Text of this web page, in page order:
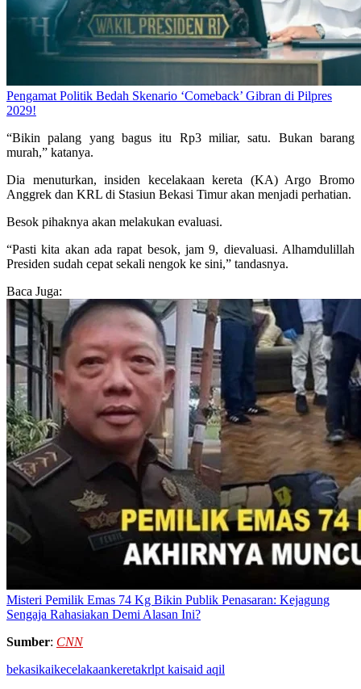
Pengamat Politik Bedah Skenario ‘Comeback’ Gibran di Pilpres
2029!
“Bikin palang yang bagus itu Rp3 miliar, satu. Bukan barang
murah,” katanya.
Dia menuturkan, insiden kecelakaan kereta (KA) Argo Bromo
Anggrek dan KRL di Stasiun Bekasi Timur akan menjadi perhatian.
Besok pihaknya akan melakukan evaluasi.
“Pasti kita akan ada rapat besok, jam 9, dievaluasi. Alhamdulillah
Presiden sudah cepat sekali nengok ke sini,” tandasnya.
Baca Juga:
Misteri Pemilik Emas 74 Kg Bikin Publik Penasaran: Kejagung
Sengaja Rahasiakan Demi Alasan Ini?
Sumber: CNN
bekasikaikecelakaankeretakrlpt kaisaid aqil